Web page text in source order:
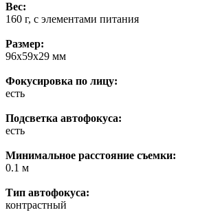
Вес:
160 г, с элементами питания
Размер:
96x59x29 мм
Фокусировка по лицу:
есть
Подсветка автофокуса:
есть
Минимальное расстояние съемки:
0.1 м
Тип автофокуса:
контрастный